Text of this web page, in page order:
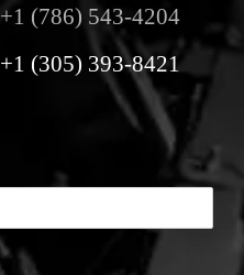
+1 (786) 543-4204
+1 (305) 393-8421